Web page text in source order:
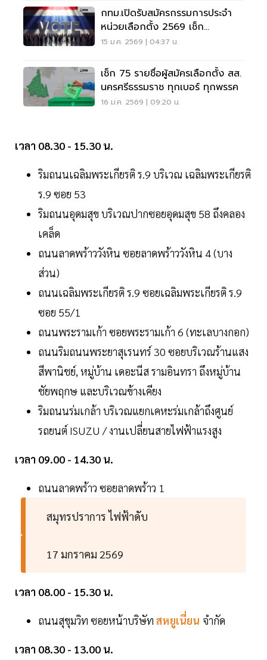
กทม.เปิดรับสมัครกรรมการประจำ
หน่วยเลือกตั้ง 2569 เช็ก
คุณสมบัติ เงื่อนไขที่นี่
15 ม.ค. 2569 | 04:37 น.
เช็ก 75 รายชื่อผู้สมัครเลือกตั้ง สส.
นครศรีธรรมราช ทุกเบอร์ ทุกพรรค
16 ม.ค. 2569 | 09:20 น.
เวลา 08.30 - 15.30 น.
ริมถนนเฉลิมพระเกียรติ ร.9 บริเวณ เฉลิมพระเกียรติ
ร.9 ซอย 53
ริมถนนอุดมสุข บริเวณปากซอยอุดมสุข 58 ถึงคลอง
เคล็ด
ถนนลาดพร้าววังหิน ซอยลาดพร้าววังหิน 4 (บาง
ส่วน)
ถนนเฉลิมพระเกียรติ ร.9 ซอยเฉลิมพระเกียรติ ร.9
ซอย 55/1
ถนนพระรามเก้า ซอยพระรามเก้า 6 (ทะเลบางกอก)
ถนนริมถนนพระยาสุเรนทร์ 30 ซอยบริเวณร้านแสง
สีพานิชย์, หมู่บ้าน เดอะนีส รามอินทรา ถึงหมู่บ้าน
ชัยพฤกษ และบริเวณข้างเคียง
ริมถนนร่มเกล้า บริเวณแยกเคหะร่มเกล้าถึงศูนย์
รถยนต์ ISUZU / งานเปลี่ยนสายไฟฟ้าแรงสูง
เวลา 09.00 - 14.30 น.
ถนนลาดพร้าว ซอยลาดพร้าว 1
สมุทรปราการ ไฟฟ้าดับ
17 มกราคม 2569
เวลา 08.00 - 15.30 น.
ถนนสุขุมวิท ซอยหน้าบริษัท สหยูเนี่ยน จำกัด
เวลา 08.30 - 13.00 น.